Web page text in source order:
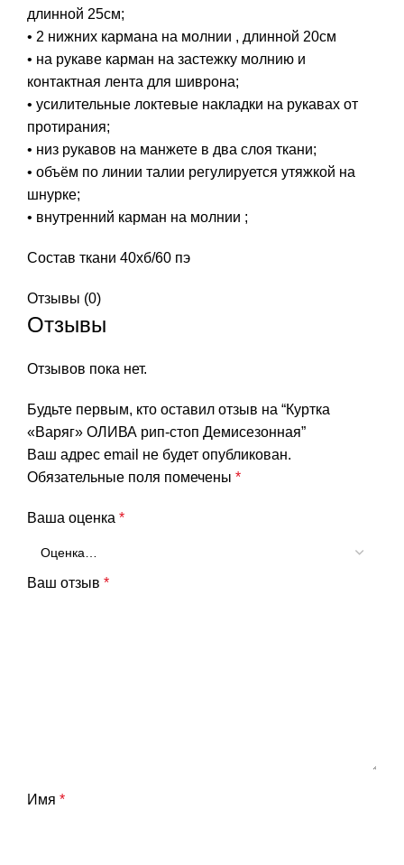
длинной 25см;
• 2 нижних кармана на молнии , длинной 20см
• на рукаве карман на застежку молнию и
контактная лента для шиврона;
• усилительные локтевые накладки на рукавах от
протирания;
• низ рукавов на манжете в два слоя ткани;
• объём по линии талии регулируется утяжкой на
шнурке;
• внутренний карман на молнии ;
Состав ткани 40хб/60 пэ
Отзывы (0)
Отзывы
Отзывов пока нет.
Будьте первым, кто оставил отзыв на “Куртка
«Варяг» ОЛИВА рип-стоп Демисезонная”
Ваш адрес email не будет опубликован.
Обязательные поля помечены *
Ваша оценка *
Ваш отзыв *
Имя *